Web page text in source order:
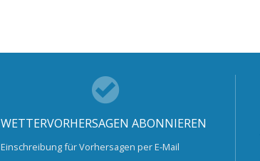
WETTERVORHERSAGEN ABONNIEREN
Einschreibung für Vorhersagen per E-Mail